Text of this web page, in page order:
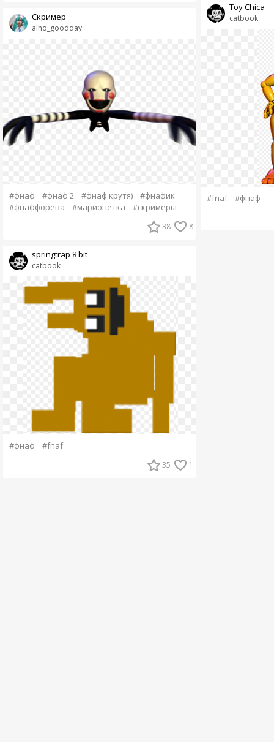
alho_goodday
Скример
#фнаф #фнаф 2 #фнаф крутя)
#фнафик
#фнаффорева
#марионетка #скримеры
38 8
catbook
springtrap 8 bit
#фнаф #fnaf
35 1
catbook
Toy Chica
#fnaf #фнаф